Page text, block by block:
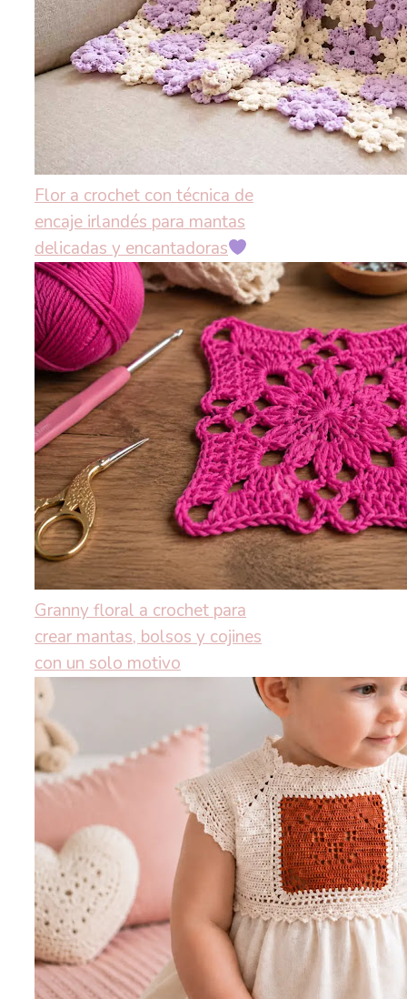
Flor a crochet con técnica de
encaje irlandés para mantas
delicadas y encantadoras
Granny floral a crochet para
crear mantas, bolsos y cojines
con un solo motivo